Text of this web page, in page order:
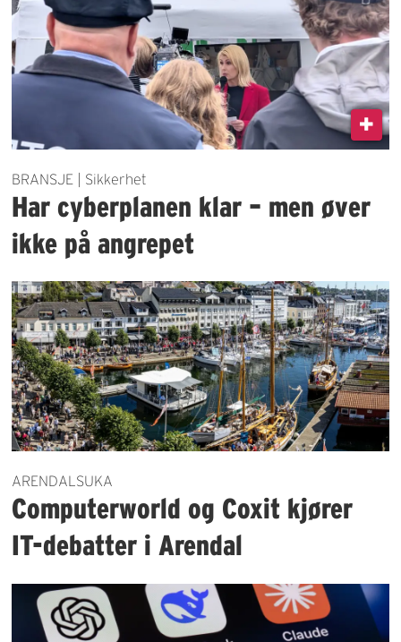
BRANSJE | Sikkerhet
Har cyberplanen klar – men øver
ikke på angrepet
ARENDALSUKA
Computerworld og Coxit kjører
IT-debatter i Arendal